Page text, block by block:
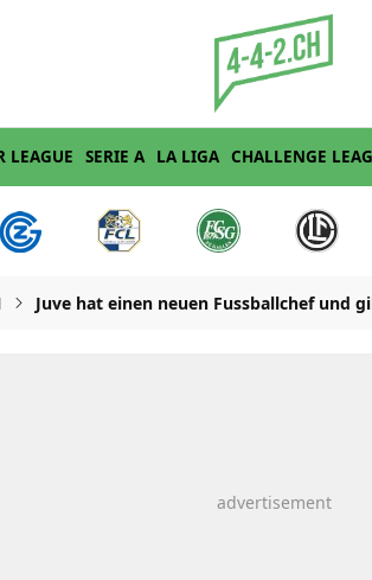
LEAGUE SERIE A LA LIGA CHALLENGE
Juve hat einen neuen Fussballchef und